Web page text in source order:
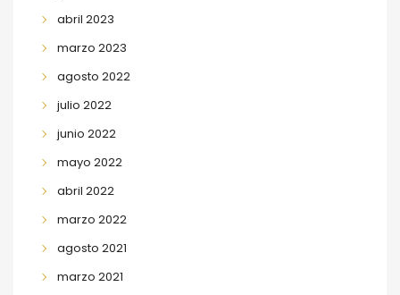
abril 2023
marzo 2023
agosto 2022
julio 2022
junio 2022
mayo 2022
abril 2022
marzo 2022
agosto 2021
marzo 2021